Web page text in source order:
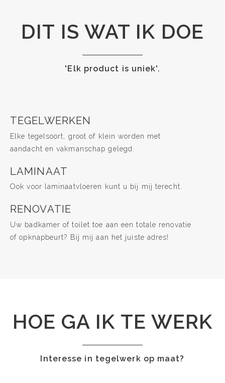
DIT IS WAT IK DOE
'Elk product is uniek'.
TEGELWERKEN
Elke tegelsoort, groot of klein worden met
aandacht en vakmanschap gelegd.
LAMINAAT
Ook voor laminaatvloeren kunt u bij mij terecht.
RENOVATIE
Uw badkamer of toilet toe aan een totale renovatie
of opknapbeurt? Bij mij aan het juiste adres!
HOE GA IK TE WERK
Interesse in tegelwerk op maat?